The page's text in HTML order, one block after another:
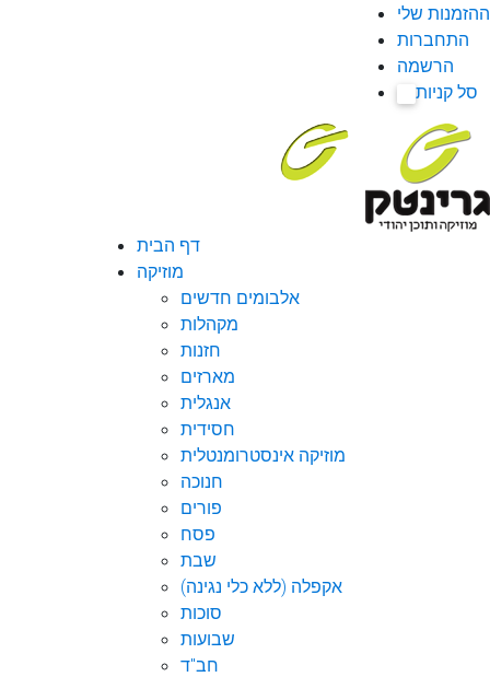
ההזמנות שלי
התחברות
הרשמה
סל קניות
דף הבית
מוזיקה
אלבומים חדשים
מקהלות
חזנות
מארזים
אנגלית
חסידית
מוזיקה אינסטרומנטלית
חנוכה
פורים
פסח
שבת
אקפלה (ללא כלי נגינה)
סוכות
שבועות
חב"ד